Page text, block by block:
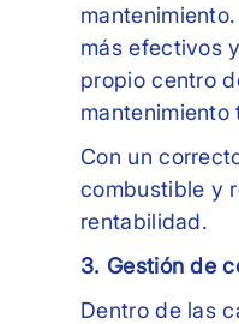
más efectivos
propio centro
mantenimiento
Con un
combustible y
rentabilidad.
3. Gestión de
Dentro de las